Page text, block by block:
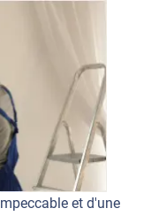
et d'une